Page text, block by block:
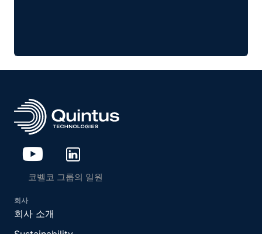
코벨코 그룹의 일원
회사
회사 소개